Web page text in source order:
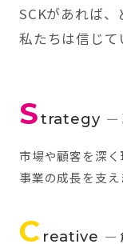
SCKがあれば
私たちは信じて
Strategy —
市場や顧客を深く
事業の成長を支え
C reative —